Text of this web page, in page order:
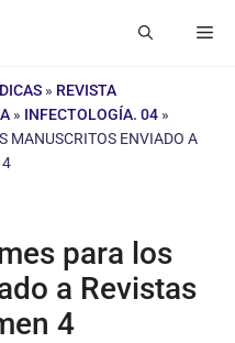
» REVISTA
» INFECTOLOGÍA. 04 »
MANUSCRITOS ENVIADO A
4
para los
a Revistas
4